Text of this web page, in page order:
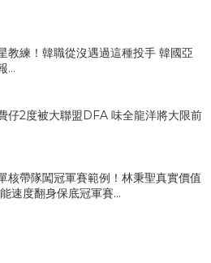
教練！韓職從沒遇過這種投手 韓國亞
...
仔2度被大聯盟DFA 味全龍洋將大限前
核帶隊闖冠軍賽範例！林秉聖真實價值
速度翻身保底冠軍賽...